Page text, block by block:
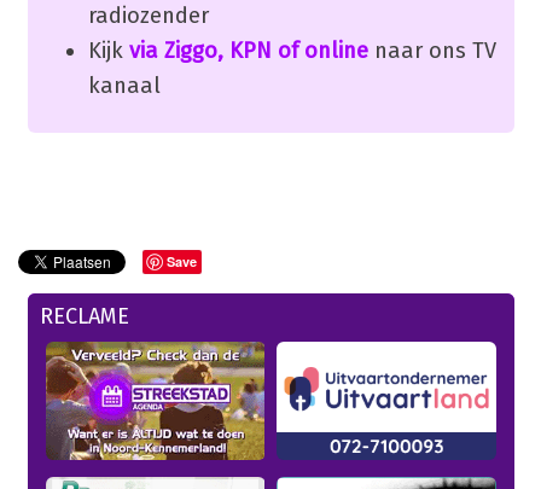
radiozender
Kijk via Ziggo, KPN of onlinenaar ons TV
kanaal
Save
RECLAME